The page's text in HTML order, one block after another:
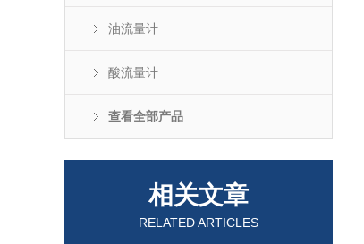
油流量计
酸流量计
查看全部产品
相关文章
RELATED ARTICLES